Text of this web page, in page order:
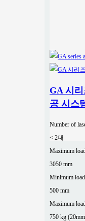
GA 시
공 시스
Number of
< 2대
Maximum
3050 mm
Minimum
500 mm
Maximum
750 kg